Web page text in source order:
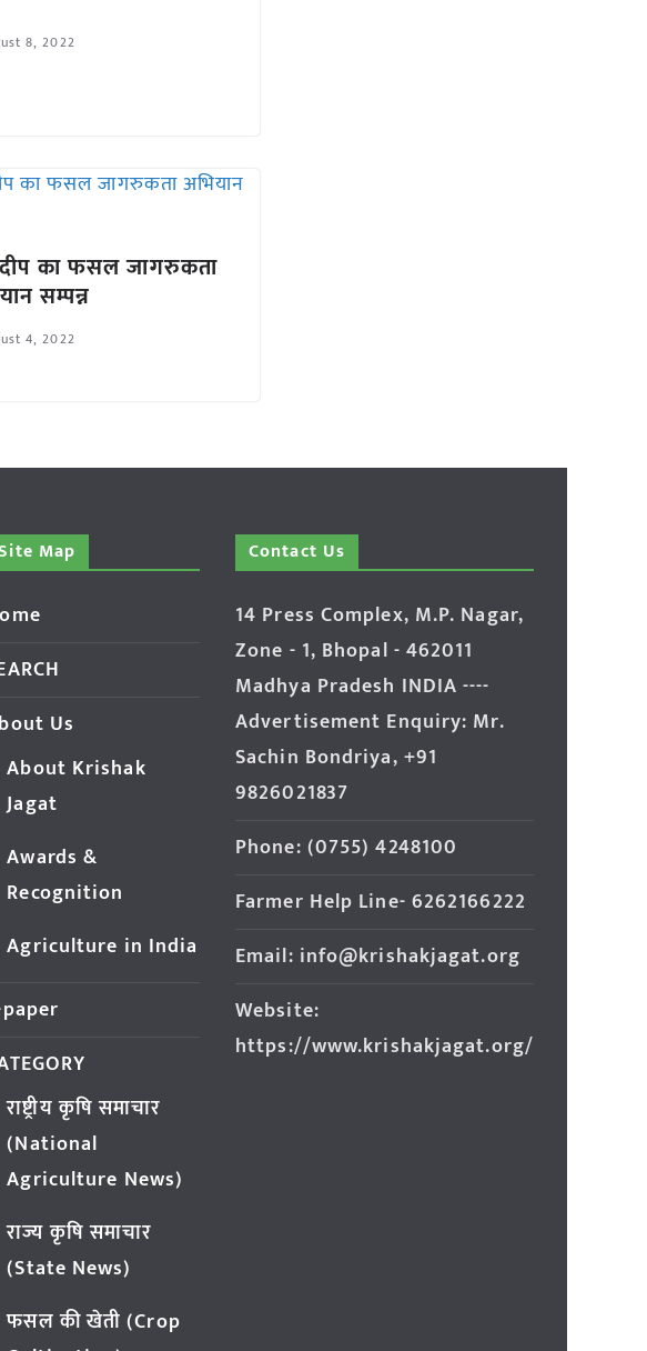
8, 2022
का फसल जागरुकता
सम्पन्न
4, 2022
Map
Us
About Krishak
Jagat
Awards &
Recognition
Agriculture in India
राष्ट्रीय कृषि समाचार
(National
Agriculture News)
राज्य कृषि समाचार
(State News)
फसल की खेती (Crop
Contact Us
14 Press Complex, M.P. Nagar,
Zone - 1, Bhopal - 462011
Madhya Pradesh INDIA ----
Advertisement Enquiry: Mr.
Sachin Bondriya, +91
9826021837
Phone: (0755) 4248100
Farmer Help Line- 6262166222
Email: info@krishakjagat.org
Website:
https://www.krishakjagat.org/